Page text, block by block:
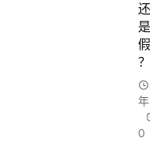
还
是
假
？
0